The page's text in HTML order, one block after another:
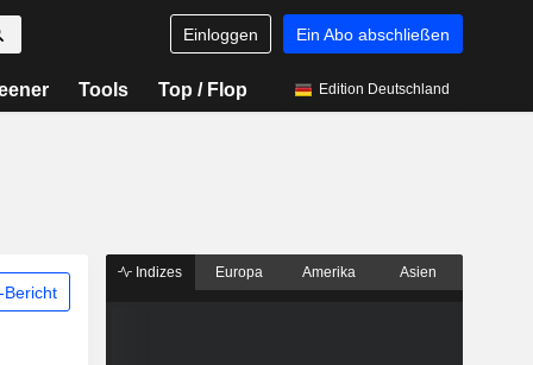
Einloggen Ein Abo abschließen
Tools Top / Flop Edition Deutschland
Bericht
Indizes Europa Amerika Asien